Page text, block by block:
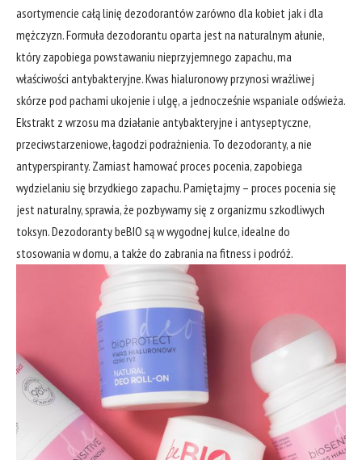
asortymencie całą linię dezodorantów zarówno dla kobiet jak i dla
mężczyzn. Formuła dezodorantu oparta jest na naturalnym ałunie,
który zapobiega powstawaniu nieprzyjemnego zapachu, ma
właściwości antybakteryjne. Kwas hialuronowy przynosi wrażliwej
skórze pod pachami ukojenie i ulgę, a jednocześnie wspaniale odświeża.
Ekstrakt z wrzosu ma działanie antybakteryjne i antyseptyczne,
przeciwstarzeniowe, łagodzi podrażnienia. To dezodoranty, a nie
antyperspiranty. Zamiast hamować proces pocenia, zapobiega
wydzielaniu się brzydkiego zapachu. Pamiętajmy – proces pocenia się
jest naturalny, sprawia, że pozbywamy się z organizmu szkodliwych
toksyn. Dezodoranty beBIO są w wygodnej kulce, idealne do
stosowania w domu, a także do zabrania na fitness i podróż.